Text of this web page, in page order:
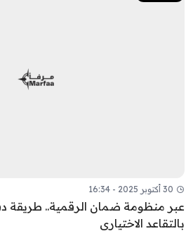
30 أكتوبر 2025 - 16:34
عبر منظومة ضمان الرقمية.. طريقة
بالتقاعد الاختياري